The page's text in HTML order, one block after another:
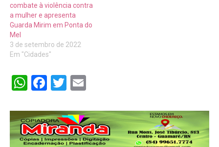
combate à violência contra
a mulher e apresenta
Guarda Mirim em Ponta do
Mel
3 de setembro de 2022
Em "Cidades"
WhatsApp
Facebook
Twitter